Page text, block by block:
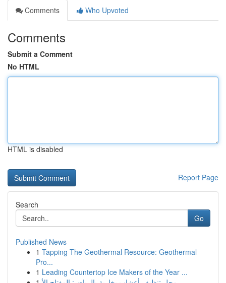
Comments
Who Upvoted
Comments
Submit a Comment
No HTML
HTML is disabled
Report Page
Search
Go
Published News
1 Tapping The Geothermal Resource: Geothermal
Pro...
1 Leading Countertop Ice Makers of the Year ...